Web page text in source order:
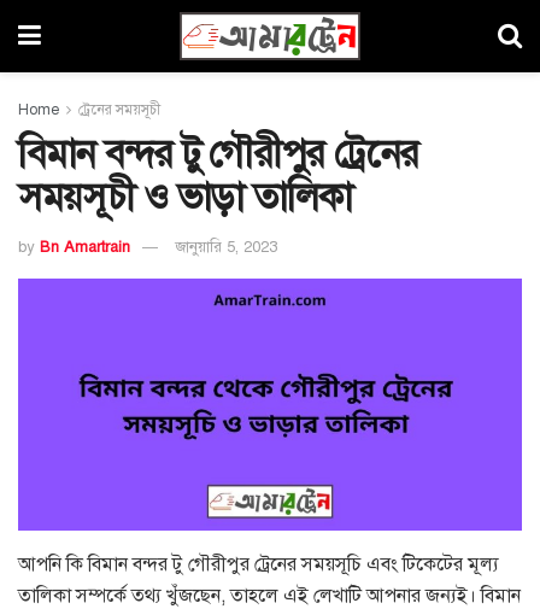
Home ট্রেনের সময়সূচী
বিমান বন্দর টু গৌরীপুর ট্রেনের
সময়সূচী ও ভাড়া তালিকা
by Bn Amartrain জানুয়ারি 5, 2023
আপনি কি বিমান বন্দর টু গৌরীপুর ট্রেনের সময়সূচি এবং টিকেটের মূল্য
তালিকা সম্পর্কে তথ্য খুঁজছেন, তাহলে এই লেখাটি আপনার জন্যই। বিমান